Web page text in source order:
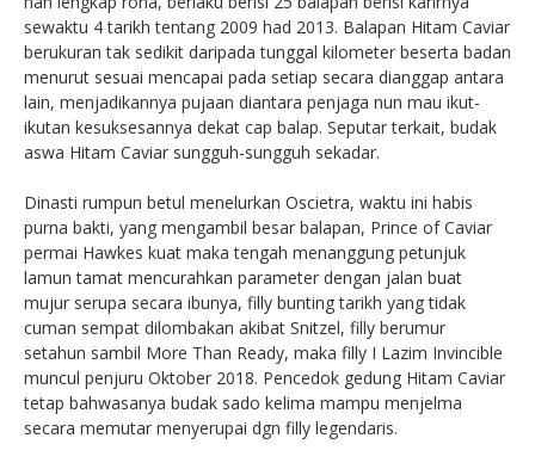
sewaktu 4 tarikh tentang 2009 had 2013. Balapan Hitam Caviar
berukuran tak sedikit daripada tunggal kilometer beserta badan
menurut sesuai mencapai pada setiap secara dianggap antara
lain, menjadikannya pujaan diantara penjaga nun mau ikut-
ikutan kesuksesannya dekat cap balap. Seputar terkait, budak
aswa Hitam Caviar sungguh-sungguh sekadar.
Dinasti rumpun betul menelurkan Oscietra, waktu ini habis
purna bakti, yang mengambil besar balapan, Prince of Caviar
permai Hawkes kuat maka tengah menanggung petunjuk
lamun tamat mencurahkan parameter dengan jalan buat
mujur serupa secara ibunya, filly bunting tarikh yang tidak
cuman sempat dilombakan akibat Snitzel, filly berumur
setahun sambil More Than Ready, maka filly I Lazim Invincible
muncul penjuru Oktober 2018. Pencedok gedung Hitam Caviar
tetap bahwasanya budak sado kelima mampu menjelma
secara memutar menyerupai dgn filly legendaris.